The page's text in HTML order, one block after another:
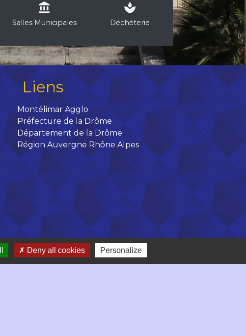
account_balance
Salles Municipales
spa
Déchèterie
Liens
Montélimar Agglo
Préfecture de la Drôme
Département de la Drôme
Région Auvergne Rhône Alpes
Deny all cookies Personalize